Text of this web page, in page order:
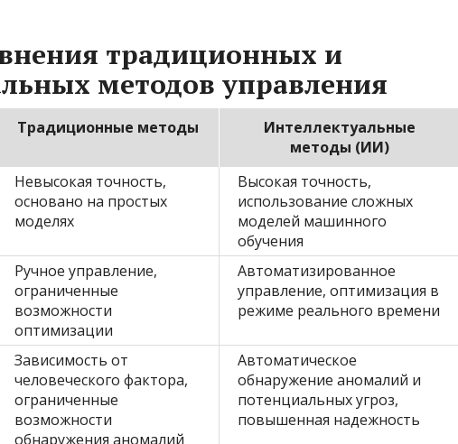
традиционных и
методов управления
Традиционные методы
Интеллектуальные
методы (ИИ)
Невысокая точность,
основано на простых
моделях
Высокая точность,
использование сложных
моделей машинного
обучения
Ручное управление,
ограниченные
возможности
оптимизации
Автоматизированное
управление, оптимизация в
режиме реального времени
Зависимость от
человеческого фактора,
ограниченные
возможности
обнаружения аномалий
Автоматическое
обнаружение аномалий и
потенциальных угроз,
повышенная надежность